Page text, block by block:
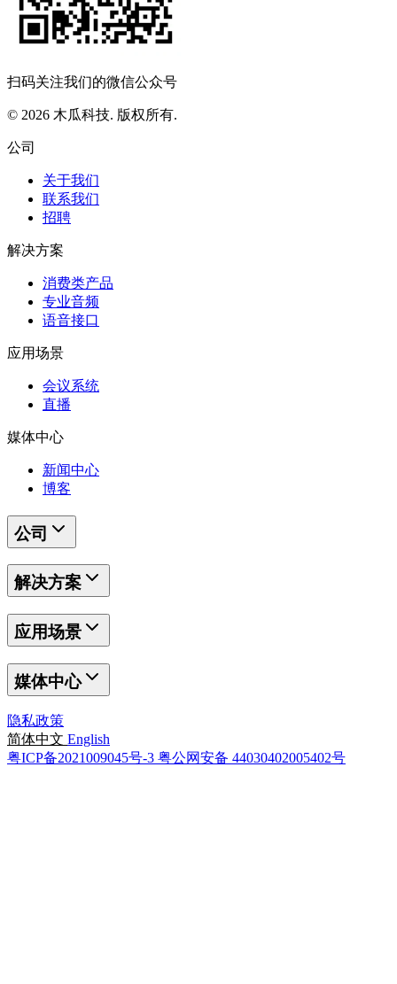
扫码关注我们的微信公众号
© 2026 木瓜科技. 版权所有.
公司
关于我们
联系我们
招聘
解决方案
消费类产品
专业音频
语音接口
应用场景
会议系统
直播
媒体中心
新闻中心
博客
公司
解决方案
应用场景
媒体中心
隐私政策
简体中文 English
粤ICP备2021009045号-3 粤公网安备 44030402005402号